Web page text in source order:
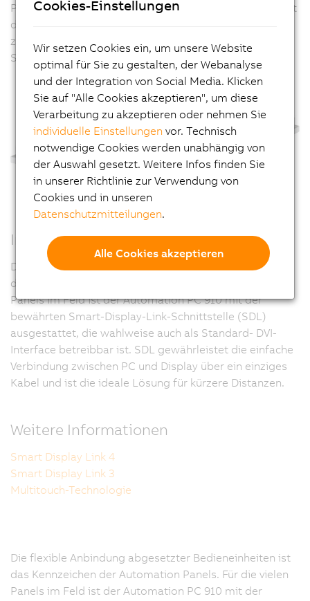
Panel PC zu tauschen ist, sondern nur die Front. B&R hat
dazu ein einheitliches Interface geschaffen, das für
zukünftige PC-Architekturen eine flexible
Systemplattform darstellt.
Intelligente Panel-Kommunikation
Die flexible Anbindung abgesetzter Bedieneinheiten ist
das Kennzeichen der Automation Panels. Für die vielen
Panels im Feld ist der Automation PC 910 mit der
bewährten Smart-Display-Link-Schnittstelle (SDL)
ausgestattet, die wahlweise auch als Standard- DVI-
Interface betreibbar ist. SDL gewährleistet die einfache
Verbindung zwischen PC und Display über ein einziges
Kabel und ist die ideale Lösung für kürzere Distanzen.
Weitere Informationen
Smart Display Link 4
Smart Display Link 3
Multitouch-Technologie
Die flexible Anbindung abgesetzter Bedieneinheiten ist
das Kennzeichen der Automation Panels. Für die vielen
Panels im Feld ist der Automation PC 910 mit der
Cookies-Einstellungen
Wir setzen Cookies ein, um unsere Website
optimal für Sie zu gestalten, der Webanalyse
und der Integration von Social Media. Klicken
Sie auf "Alle Cookies akzeptieren", um diese
Verarbeitung zu akzeptieren oder nehmen Sie
individuelle Einstellungen vor. Technisch
notwendige Cookies werden unabhängig von
der Auswahl gesetzt. Weitere Infos finden Sie
in unserer Richtlinie zur Verwendung von
Cookies und in unseren
Datenschutzmitteilungen.
Alle Cookies akzeptieren